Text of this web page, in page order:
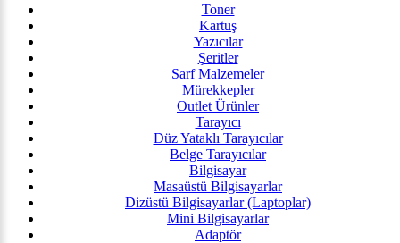
Toner
Kartuş
Yazıcılar
Şeritler
Sarf Malzemeler
Mürekkepler
Outlet Ürünler
Tarayıcı
Düz Yataklı Tarayıcılar
Belge Tarayıcılar
Bilgisayar
Masaüstü Bilgisayarlar
Dizüstü Bilgisayarlar (Laptoplar)
Mini Bilgisayarlar
Adaptör